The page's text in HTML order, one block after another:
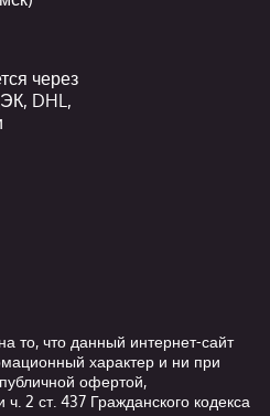
через
DHL,
что данный интернет-сайт
характер и ни при
офертой,
2 ст. 437 Гражданского кодекса